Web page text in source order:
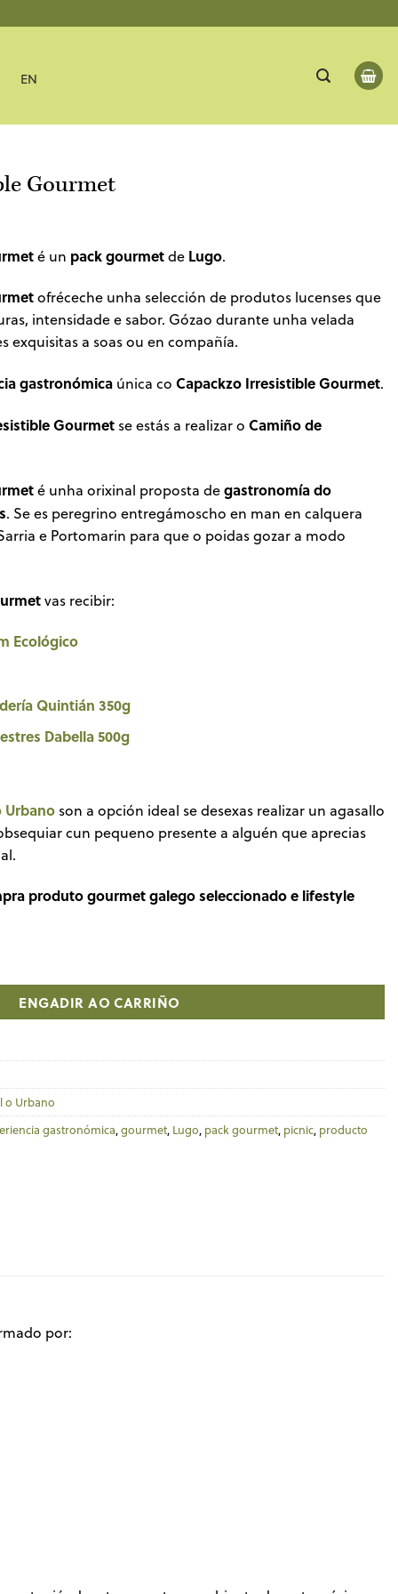
EN
Gourmet
é un pack gourmetde Lugo.
ofréceche unha selección de produtos lucenses que
intensidade e sabor. Gózao durante unha velada
exquisitas a soas ou en compañía.
gastronómica única co Capackzo Irresistible Gourmet.
Gourmet se estás a realizar o Camiño de
é unha orixinal proposta degastronomía do
. Se es peregrino entregámoscho en man en calquera
e Portomarin para que o poidas gozar a modo
vas recibir:
Ecológico
Quintián 350g
Dabella 500g
Urbano son a opción ideal se desexas realizar un agasallo
cun pequeno presente a alguén que aprecias
produto gourmet galego seleccionado e lifestyle
ENGADIR AO CARRIÑO
o Urbano
gastronómica,gourmet, Lugo, pack gourmet, picnic, producto
por: